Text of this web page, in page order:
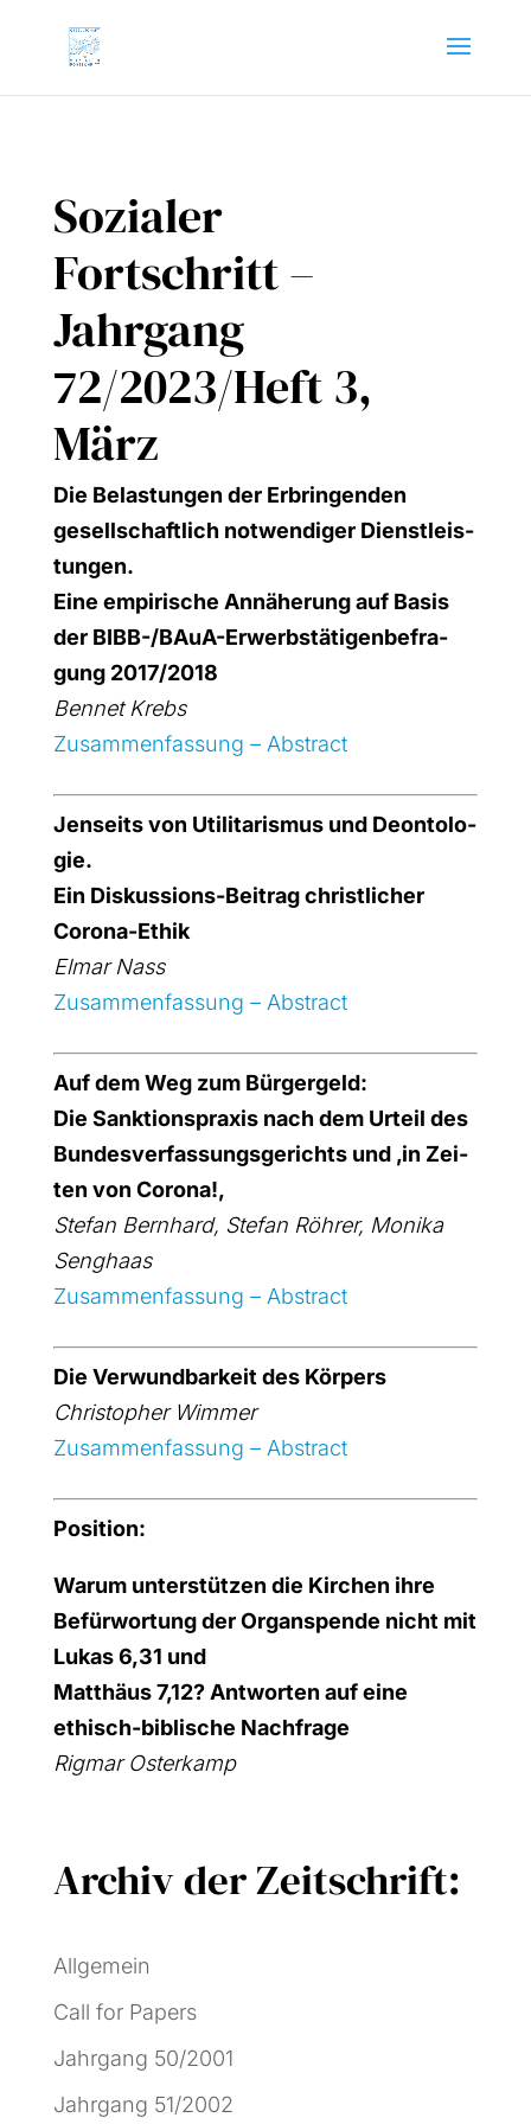
Sozialer
Fortschritt –
Jahrgang
72/2023/Heft 3,
März
Die Belas­tun­gen der Erbrin­gen­den
gesell­schaft­lich not­wen­di­ger Dienst­leis­
tun­gen.
Eine empi­ri­sche Annä­he­rung auf Basis
der BIBB-/BAuA-Erwerbs­tä­ti­gen­be­fra­
gung 2017/2018
Ben­net Krebs
Zusam­men­fas­sung – Abs­tract
Jen­seits von Uti­li­ta­ris­mus und Deon­to­lo­
gie.
Ein Dis­kus­si­ons-Bei­trag christ­li­cher
Coro­na-Ethik
Elmar Nass
Zusam­men­fas­sung – Abs­tract
Auf dem Weg zum Bür­ger­geld:
Die Sank­ti­ons­pra­xis nach dem Urteil des
Bun­des­ver­fas­sungs­ge­richts und ‚in Zei­
ten von Coro­na!‚
Ste­fan Bern­hard, Ste­fan Röh­rer, Moni­ka
Seng­haas
Zusam­men­fas­sung – Abs­tract
Die Ver­wund­bar­keit des Kör­pers
Chris­to­pher Wim­mer
Zusam­men­fas­sung – Abs­tract
Posi­ti­on:
War­um unter­stüt­zen die Kir­chen ihre
Befür­wor­tung der Organ­spen­de nicht mit
Lukas 6,31 und
Mat­thä­us 7,12? Ant­wor­ten auf eine
ethisch-bibli­sche Nach­fra­ge
Rig­mar Oster­kamp
Archiv der Zeitschrift:
Allgemein
Call for Papers
Jahrgang 50/2001
Jahrgang 51/2002